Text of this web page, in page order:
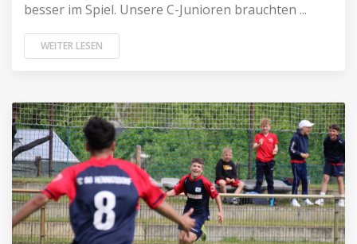
besser im Spiel. Unsere C-Junioren brauchten ...
WEITER LESEN